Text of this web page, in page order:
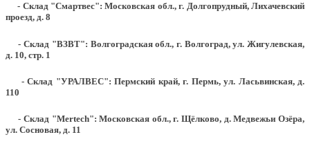
- Склад "Смартвес":Московская обл., г. Долгопрудный, Лихачевский
проезд, д. 8
- Склад "ВЗВТ": Волгоградская обл., г. Волгоград, ул. Жигулевская,
д. 10, стр. 1
- Склад "УРАЛВЕС": Пермский край, г. Пермь, ул. Ласьвинская, д.
110
- Склад "Mertech": Московская обл., г. Щёлково, д. Медвежьи Озёра,
ул. Сосновая, д. 11